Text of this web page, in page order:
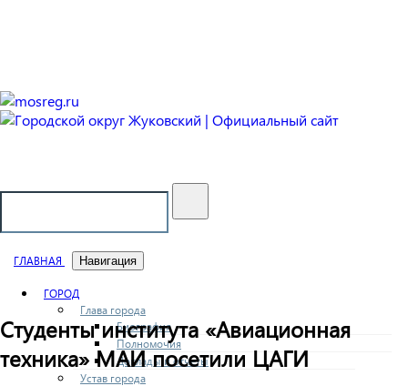
ГЛАВНАЯ Навигация
ГОРОД
Глава города
Биография
Полномочия
Доклады и отчеты
Устав города
Студенты института «Авиационная
техника» МАИ посетили ЦАГИ